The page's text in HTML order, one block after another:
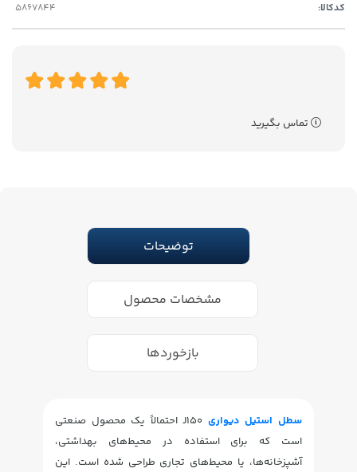
کدکالا:
تماس بگیرید
توضیحات
مشخصات محصول
بازخوردها
سطل استیل دیواری
J150 احتمالاً یک محصول صنعتی
است که برای استفاده در محیط‌های بهداشتی،
آشپزخانه‌ها، یا محیط‌های تجاری طراحی شده است. این